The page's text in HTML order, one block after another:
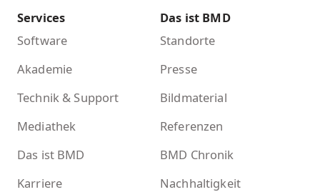
Services
Software
Akademie
Technik & Support
Mediathek
Das ist BMD
Karriere
Das ist BMD
Standorte
Presse
Bildmaterial
Referenzen
BMD Chronik
Nachhaltigkeit